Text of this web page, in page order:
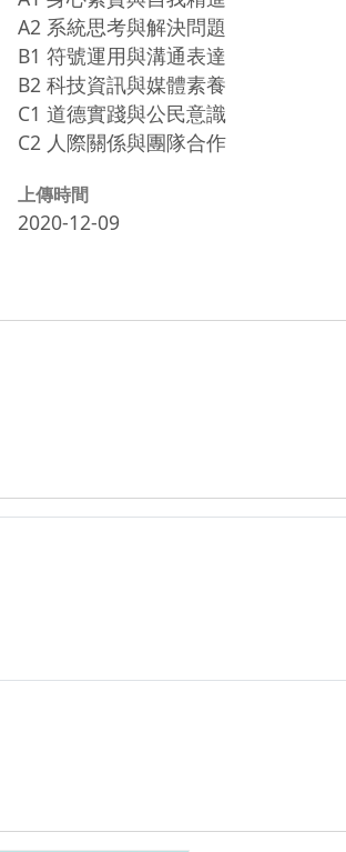
A2 系統思考與解決問題
B1 符號運用與溝通表達
B2 科技資訊與媒體素養
C1 道德實踐與公民意識
C2 人際關係與團隊合作
上傳時間
2020-12-09